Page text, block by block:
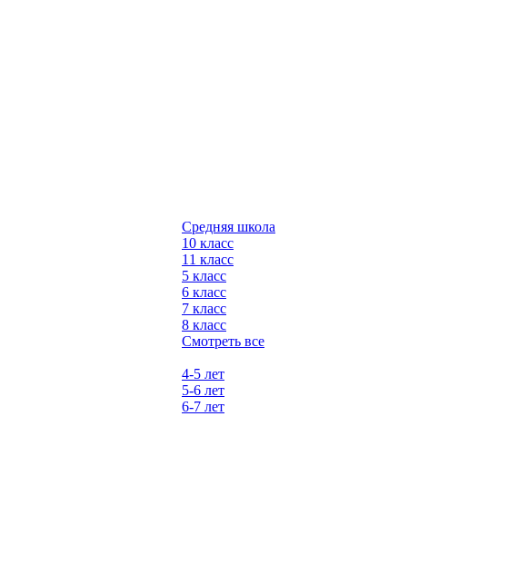
Средняя школа
10 класс
11 класс
5 класс
6 класс
7 класс
8 класс
Смотреть все
4-5 лет
5-6 лет
6-7 лет